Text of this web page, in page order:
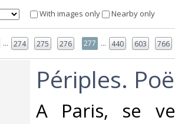
With images only Nearby only
... 274 275 276 277 ... 440 603 766
‎Périples.
‎A Paris, se